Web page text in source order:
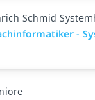
Schmid
-